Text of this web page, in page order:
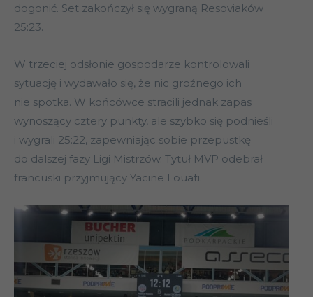
dogonić. Set zakończył się wygraną Resoviaków
25:23.
W trzeciej odsłonie gospodarze kontrolowali
sytuację i wydawało się, że nic groźnego ich
nie spotka. W końcówce stracili jednak zapas
wynoszący cztery punkty, ale szybko się podnieśli
i wygrali 25:22, zapewniając sobie przepustkę
do dalszej fazy Ligi Mistrzów. Tytuł MVP odebrał
francuski przyjmujący Yacine Louati.